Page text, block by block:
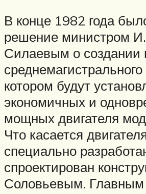
В конце 1982 года
решение министром
Силаевым о создании
котором будут
экономичных и
мощных двигателя
Что касается
специально
спроектирован
Соловьевым. Главным